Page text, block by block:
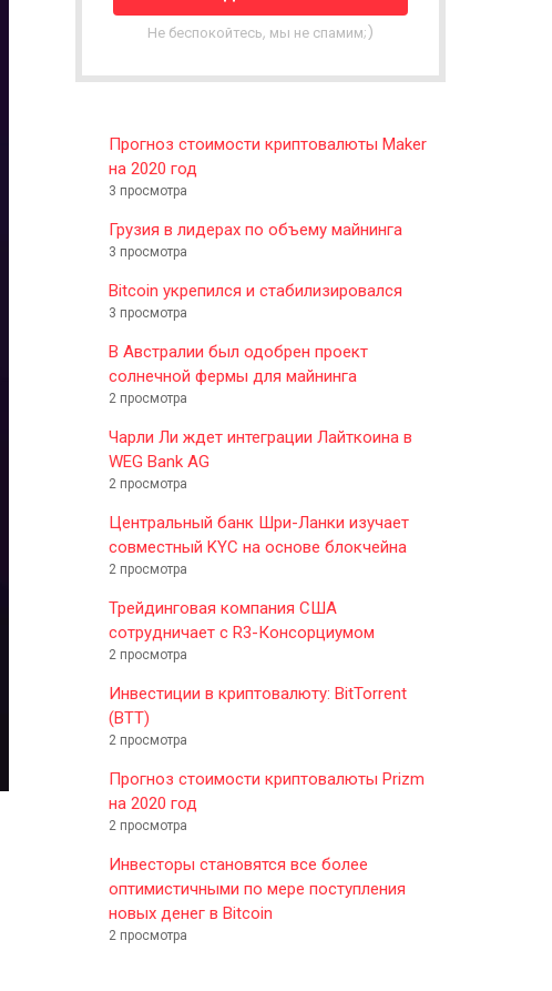
E
Не беспокойтесь, мы не спамим;)
Прогноз стоимости криптовалюты Maker
на 2020 год
3 просмотра
Грузия в лидерах по объему майнинга
3 просмотра
Bitcoin укрепился и стабилизировался
3 просмотра
В Австралии был одобрен проект
солнечной фермы для майнинга
2 просмотра
Чарли Ли ждет интеграции Лайткоина в
WEG Bank AG
2 просмотра
Центральный банк Шри-Ланки изучает
совместный KYC на основе блокчейна
2 просмотра
Трейдинговая компания США
сотрудничает с R3-Консорциумом
2 просмотра
Инвестиции в криптовалюту: BitTorrent
(BTT)
2 просмотра
Прогноз стоимости криптовалюты Prizm
на 2020 год
2 просмотра
Инвесторы становятся все более
оптимистичными по мере поступления
новых денег в Bitcoin
2 просмотра